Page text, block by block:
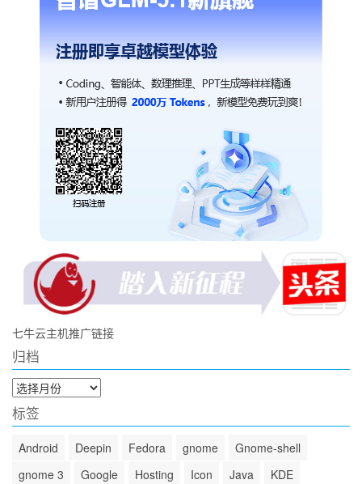
七牛云主机推广链接
归档
归
档
标签
Android Deepin Fedora gnome
Gnome-shell
gnome 3
Google Hosting Icon Java
KDE